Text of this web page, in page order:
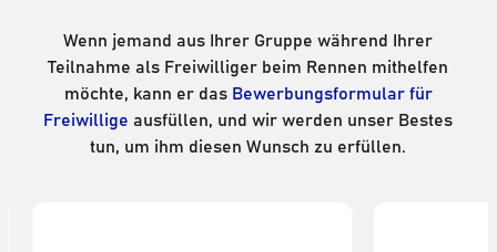
Wenn jemand aus Ihrer Gruppe während Ihrer
Teilnahme als Freiwilliger beim Rennen mithelfen
möchte, kann er das Bewerbungsformular für
Freiwillige ausfüllen, und wir werden unser Bestes
tun, um ihm diesen Wunsch zu erfüllen.